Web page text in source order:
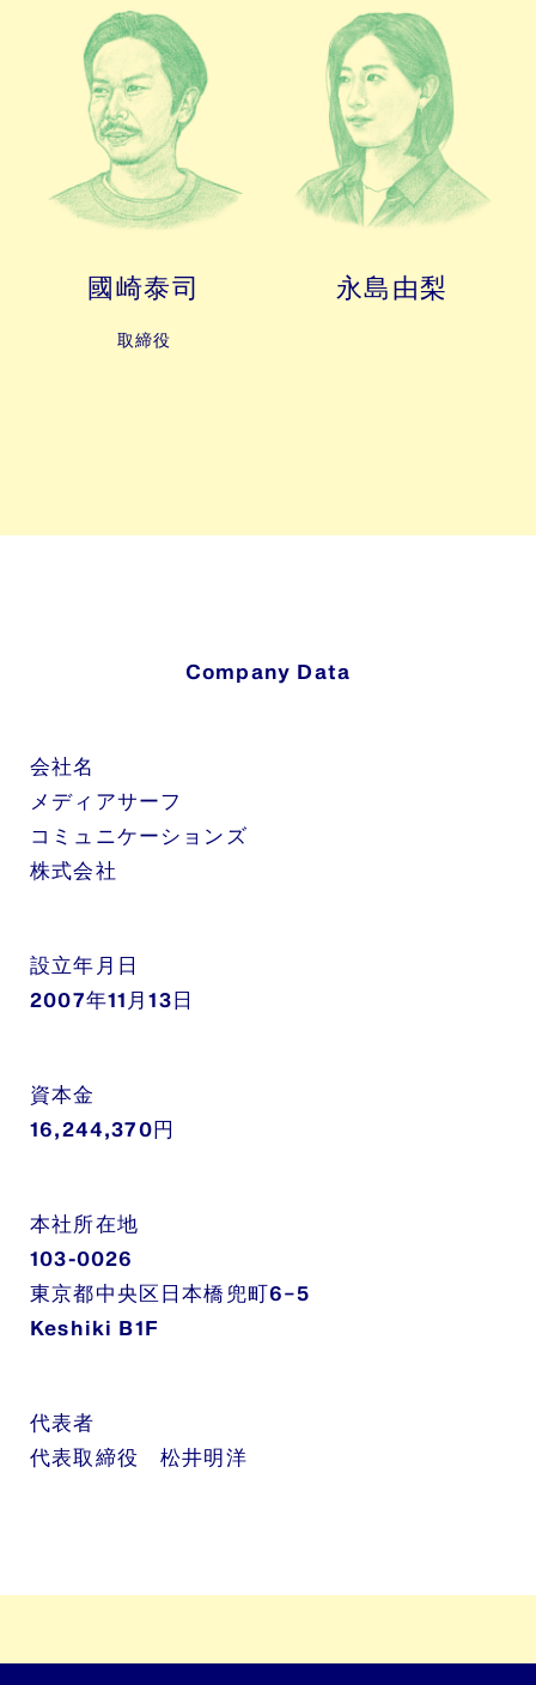
國崎泰司
取締役
永島由梨
Company Data
会社名
メディアサーフ
コミュニケーションズ
株式会社
設立年月日
2007年11月13日
資本金
16,244,370円
本社所在地
103-0026
東京都中央区日本橋兜町6−5
Keshiki B1F
代表者
代表取締役 松井明洋